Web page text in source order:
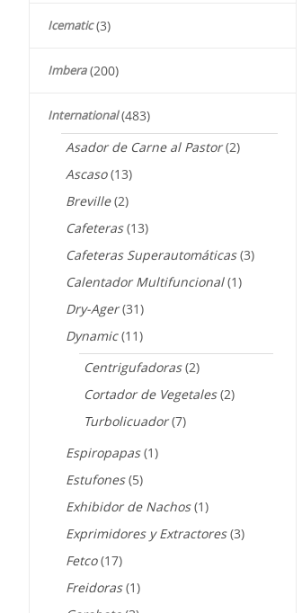
Icematic (3)
Imbera (200)
International (483)
Asador de Carne al Pastor (2)
Ascaso (13)
Breville (2)
Cafeteras (13)
Cafeteras Superautomáticas (3)
Calentador Multifuncional (1)
Dry-Ager (31)
Dynamic (11)
Centrigufadoras (2)
Cortador de Vegetales (2)
Turbolicuador (7)
Espiropapas (1)
Estufones (5)
Exhibidor de Nachos (1)
Exprimidores y Extractores (3)
Fetco (17)
Freidoras (1)
De 5 A 25 Lts
JRDMX225